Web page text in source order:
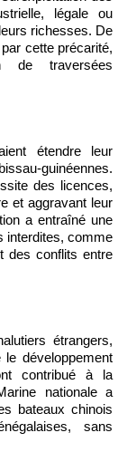
légale ou
richesses. De
cette précarité,
de traversées
étendre leur
guinéennes.
des licences,
et aggravant leur
a entraîné une
interdites, comme
des conflits entre
étrangers,
développement
contribué à la
nationale a
bateaux chinois
sans